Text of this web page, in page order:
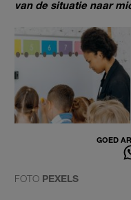
van de situatie naar
GOED
FOTO PEXELS